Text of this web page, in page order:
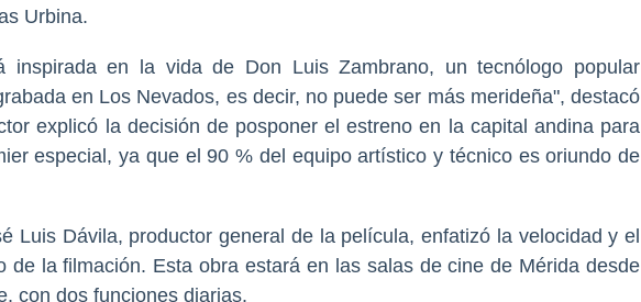
Urbina.
inspirada en la vida de Don Luis Zambrano, un tecnólogo popular
en Los Nevados, es decir, no puede ser más merideña", destacó
explicó la decisión de posponer el estreno en la capital andina para
especial, ya que el 90 % del equipo artístico y técnico es oriundo de
Luis Dávila, productor general de la película, enfatizó la velocidad y el
de la filmación. Esta obra estará en las salas de cine de Mérida desde
con dos funciones diarias.